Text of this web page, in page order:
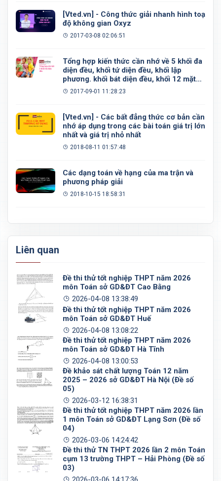
[Vted.vn] - Công thức giải nhanh hình toạ
độ không gian Oxyz
2017-03-08 02:06:51
Tổng hợp kiến thức cần nhớ về 5 khối đa
diện đều, khối tứ diện đều, khối lập
phương. khối bát diện đều, khối 12 mặt
đều, khối 20 mặt đều
2017-09-01 11:28:23
[Vted.vn] - Các bất đẳng thức cơ bản cần
nhớ áp dụng trong các bài toán giá trị lớn
nhất và giá trị nhỏ nhất
2018-08-11 01:57:48
Các dạng toán về hạng của ma trận và
phương pháp giải
2018-10-15 18:58:31
Liên quan
Đề thi thử tốt nghiệp THPT năm 2026
môn Toán sở GD&ĐT Cao Bằng
2026-04-08 13:38:49
Đề thi thử tốt nghiệp THPT năm 2026
môn Toán sở GD&ĐT Huế
2026-04-08 13:08:22
Đề thi thử tốt nghiệp THPT năm 2026
môn Toán sở GD&ĐT Hà Tĩnh
2026-04-08 13:00:53
Đề khảo sát chất lượng Toán 12 năm
2025 – 2026 sở GD&ĐT Hà Nội (Đề số
05)
2026-03-12 16:38:31
Đề thi thử tốt nghiệp THPT năm 2026 lần
1 môn Toán sở GD&ĐT Lạng Sơn (Đề số
04)
2026-03-06 14:24:42
Đề thi thử TN THPT 2026 lần 2 môn Toán
cụm 13 trường THPT – Hải Phòng (Đề số
03)